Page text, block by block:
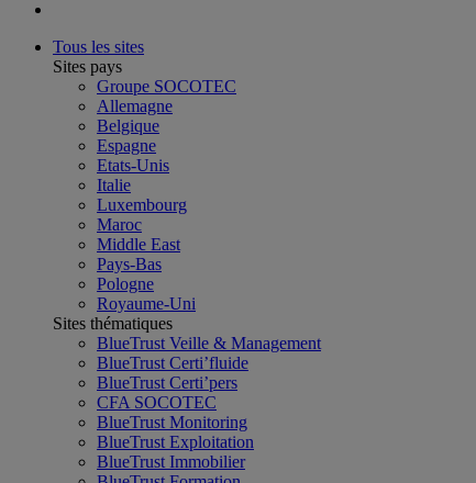
Tous les sites
Sites pays
Groupe SOCOTEC
Allemagne
Belgique
Espagne
Etats-Unis
Italie
Luxembourg
Maroc
Middle East
Pays-Bas
Pologne
Royaume-Uni
Sites thématiques
BlueTrust Veille & Management
BlueTrust Certi’fluide
BlueTrust Certi’pers
CFA SOCOTEC
BlueTrust Monitoring
BlueTrust Exploitation
BlueTrust Immobilier